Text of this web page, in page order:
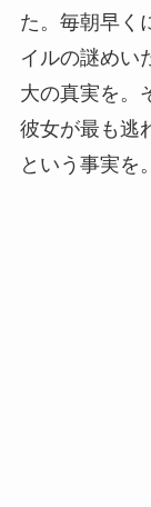
た。毎朝早く
イルの謎めい
大の真実を。
彼女が最も逃
という事実を。